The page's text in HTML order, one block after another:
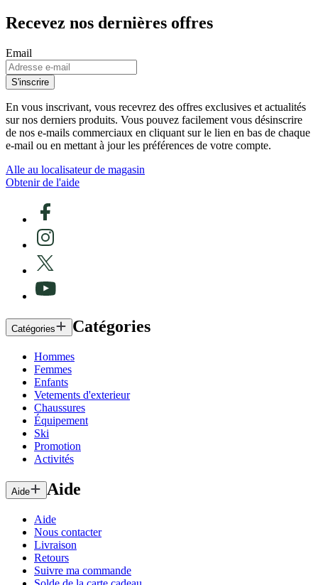
Recevez nos dernières offres
Email
S'inscrire
En vous inscrivant, vous recevrez des offres exclusives et actualités
sur nos derniers produits. Vous pouvez facilement vous désinscrire
de nos e-mails commerciaux en cliquant sur le lien en bas de chaque
e-mail ou en mettant à jour les préférences de votre compte.
Alle au localisateur de magasin
Obtenir de l'aide
Catégories Catégories
Hommes
Femmes
Enfants
Vetements d'exterieur
Chaussures
Équipement
Ski
Promotion
Activités
Aide Aide
Aide
Nous contacter
Livraison
Retours
Suivre ma commande